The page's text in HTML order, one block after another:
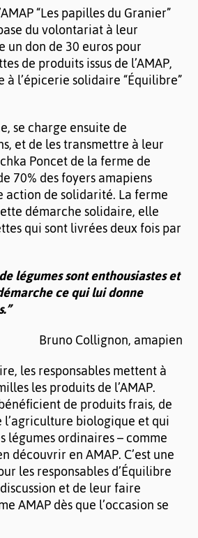
“Les papilles du Granier”
du volontariat à leur
don de 30 euros pour
de produits issus de l’AMAP,
l’épicerie solidaire “Équilibre”
se charge ensuite de
et de les transmettre à leur
Poncet de la ferme de
70% des foyers amapiens
de solidarité. La ferme
démarche solidaire, elle
qui sont livrées deux fois par
légumes sont enthousiastes et
ce qui lui donne
Bruno Collignon, amapien
les responsables mettent à
les produits de l’AMAP.
de produits frais, de
l’agriculture biologique et qui
légumes ordinaires – comme
découvrir en AMAP. C’est une
les responsables d’Équilibre
et de leur faire
AMAP dès que l’occasion se